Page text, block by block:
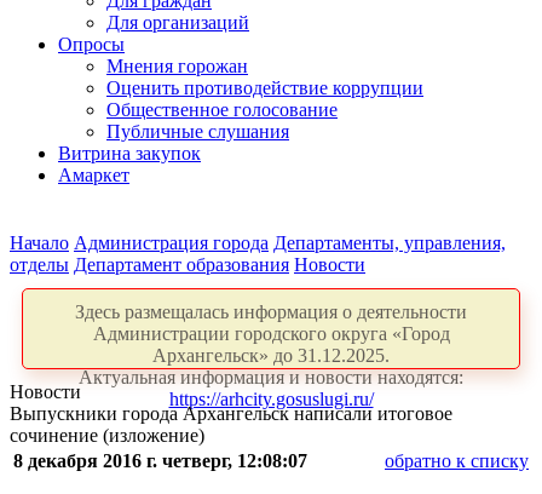
Для организаций
Опросы
Мнения горожан
Оценить противодействие коррупции
Общественное голосование
Публичные слушания
Витрина закупок
Амаркет
Начало Администрация города Департаменты, управления,
отделы Департамент образования Новости
Здесь размещалась информация о деятельности
Администрации городского округа «Город
Архангельск» до 31.12.2025.
Актуальная информация и новости находятся:
https://arhcity.gosuslugi.ru/
Новости
Выпускники города Архангельск написали итоговое
сочинение (изложение)
8 декабря 2016 г. четверг, 12:08:07
обратно к списку